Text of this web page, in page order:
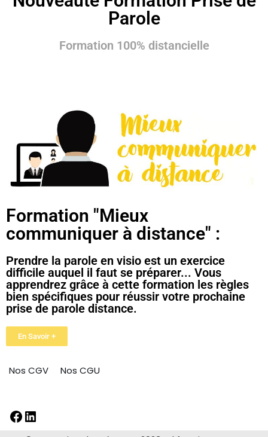
Parole
Formation 100% distancielle
Formation "Mieux
communiquer à distance" :
Prendre la parole en visio est un exercice
difficile auquel il faut se préparer... Vous
apprendrez grâce à cette formation les règles
bien spécifiques pour réussir votre prochaine
prise de parole distance.
En Savoir +
Nos CGV Nos CGU